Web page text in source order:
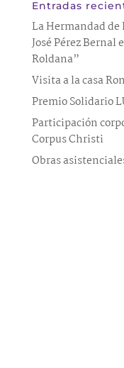
Entradas
La Hermandad de
José Pérez Bernal
Roldana”
Visita a la casa
Premio Solidario
Participación
Corpus Christi
Obras